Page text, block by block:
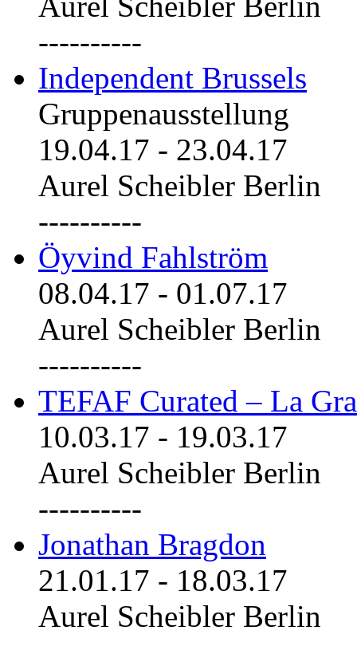
----------
Independent Brussels
Gruppenausstellung
19.04.17 - 23.04.17
Aurel Scheibler Berlin
----------
Öyvind Fahlström
08.04.17 - 01.07.17
Aurel Scheibler Berlin
----------
TEFAF Curated – La
10.03.17 - 19.03.17
Aurel Scheibler Berlin
----------
Jonathan Bragdon
21.01.17 - 18.03.17
Aurel Scheibler Berlin